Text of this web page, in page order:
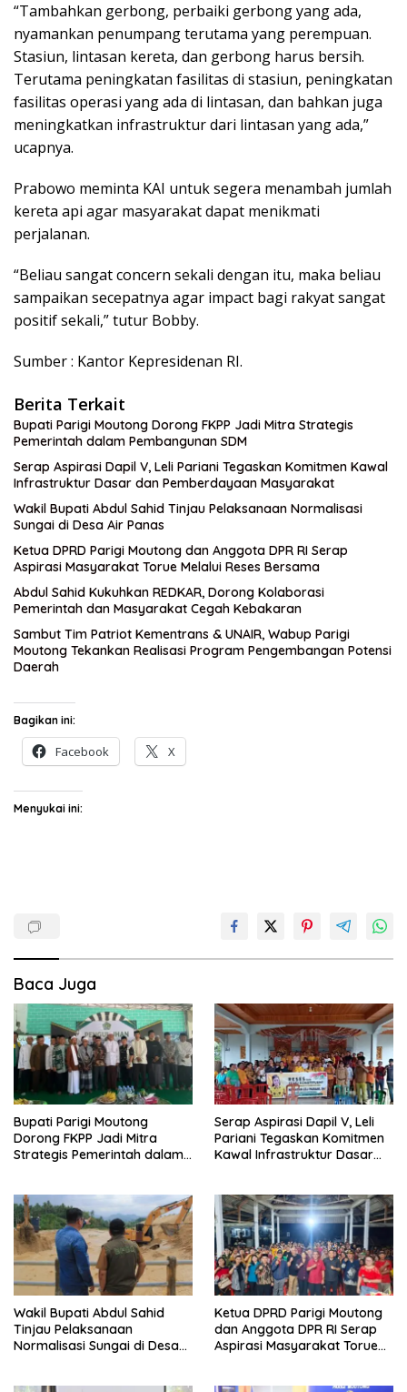
“Tambahkan gerbong, perbaiki gerbong yang ada,
nyamankan penumpang terutama yang perempuan.
Stasiun, lintasan kereta, dan gerbong harus bersih.
Terutama peningkatan fasilitas di stasiun, peningkatan
fasilitas operasi yang ada di lintasan, dan bahkan juga
meningkatkan infrastruktur dari lintasan yang ada,”
ucapnya.
Prabowo meminta KAI untuk segera menambah jumlah
kereta api agar masyarakat dapat menikmati
perjalanan.
“Beliau sangat concern sekali dengan itu, maka beliau
sampaikan secepatnya agar impact bagi rakyat sangat
positif sekali,” tutur Bobby.
Sumber : Kantor Kepresidenan RI.
Berita Terkait
Bupati Parigi Moutong Dorong FKPP Jadi Mitra Strategis
Pemerintah dalam Pembangunan SDM
Serap Aspirasi Dapil V, Leli Pariani Tegaskan Komitmen Kawal
Infrastruktur Dasar dan Pemberdayaan Masyarakat
Wakil Bupati Abdul Sahid Tinjau Pelaksanaan Normalisasi
Sungai di Desa Air Panas
Ketua DPRD Parigi Moutong dan Anggota DPR RI Serap
Aspirasi Masyarakat Torue Melalui Reses Bersama
Abdul Sahid Kukuhkan REDKAR, Dorong Kolaborasi
Pemerintah dan Masyarakat Cegah Kebakaran
Sambut Tim Patriot Kementrans & UNAIR, Wabup Parigi
Moutong Tekankan Realisasi Program Pengembangan Potensi
Daerah
Bagikan ini:
Facebook X
Menyukai ini:
Baca Juga
Bupati Parigi Moutong
Dorong FKPP Jadi Mitra
Strategis Pemerintah dalam
Serap Aspirasi Dapil V, Leli
Pariani Tegaskan Komitmen
Kawal Infrastruktur Dasar
Wakil Bupati Abdul Sahid
Tinjau Pelaksanaan
Normalisasi Sungai di Desa
Ketua DPRD Parigi Moutong
dan Anggota DPR RI Serap
Aspirasi Masyarakat Torue